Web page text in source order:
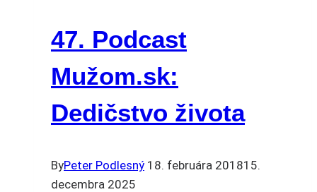
47. Podcast
Mužom.sk:
Dedičstvo života
ByPeter Podlesný 18. februára 201815.
decembra 2025